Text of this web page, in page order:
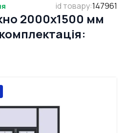
id товару:147961
2000x1500 мм